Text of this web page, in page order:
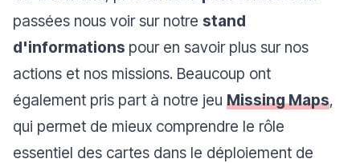
passées nous voir sur notre stand
d'informations pour en savoir plus sur nos
actions et nos missions. Beaucoup ont
également pris part à notre jeu Missing Maps,
qui permet de mieux comprendre le rôle
essentiel des cartes dans le déploiement de